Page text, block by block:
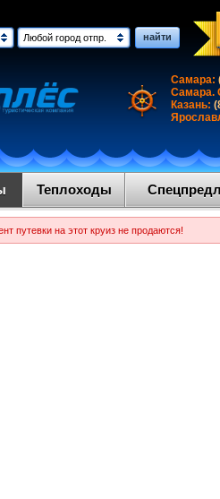
Любой город отпр. найти
Самара:
Самара.
Казань:
Теплоходы
путевки на этот круиз не продаются!